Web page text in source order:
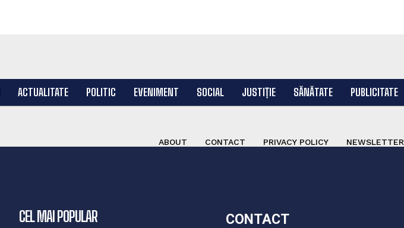
ACTUALITATE POLITIC EVENIMENT SOCIAL JUSTIȚIE SĂNĂTATE PUBLICITATE
ABOUT CONTACT PRIVACY POLICY NEWSLETTER
CEL MAI POPULAR CONTACT